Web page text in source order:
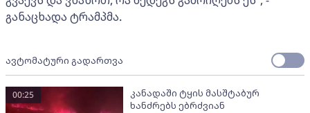
განაცხადა ტრამპმა.
ავტომატური გადართვა
კანადაში ტყის მასშტაბურ
ხანძრებს ებრძვიან
00:25